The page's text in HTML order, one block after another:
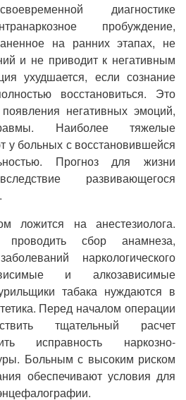
диагностике
пробуждение,
на ранних этапах, не
и не приводит к негативным
ухудшается, если сознание
восстановиться. Это
негативных эмоций,
Наиболее тяжелые
у больных с восстановившейся
Прогноз для жизни
развивающегося
ложится на анестезиолога.
проводить сбор анамнеза,
наркологического
и алкозависимые
табака нуждаются в
Перед началом операции
тщательный расчет
исправность наркозно-
Больным с высоким риском
обеспечивают условия для